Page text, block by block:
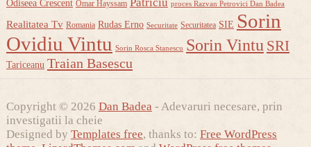
Odiseea Crescent Omar Hayssam proces Razvan Petrovici Dan Badea
Realitatea Tv Romania Rudas Erno Securitate Securitatea SIE Sorin
Ovidiu Vintu Sorin Rosca Stanescu Sorin Vintu SRI
Tariceanu Traian Basescu
Copyright © 2026 Dan Badea - Adevaruri necesare, prin
investigatii la cheie
Designed by Templates free, thanks to: Free WordPress